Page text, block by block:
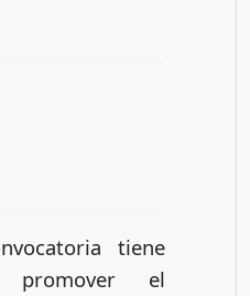
tiene
promover el